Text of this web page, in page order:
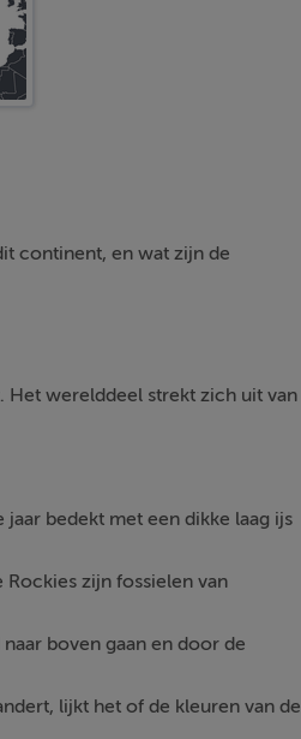
continent, en wat zijn de
Het werelddeel strekt zich uit van
bedekt met een dikke laag ijs
zijn fossielen van
boven gaan en door de
lijkt het of de kleuren van de